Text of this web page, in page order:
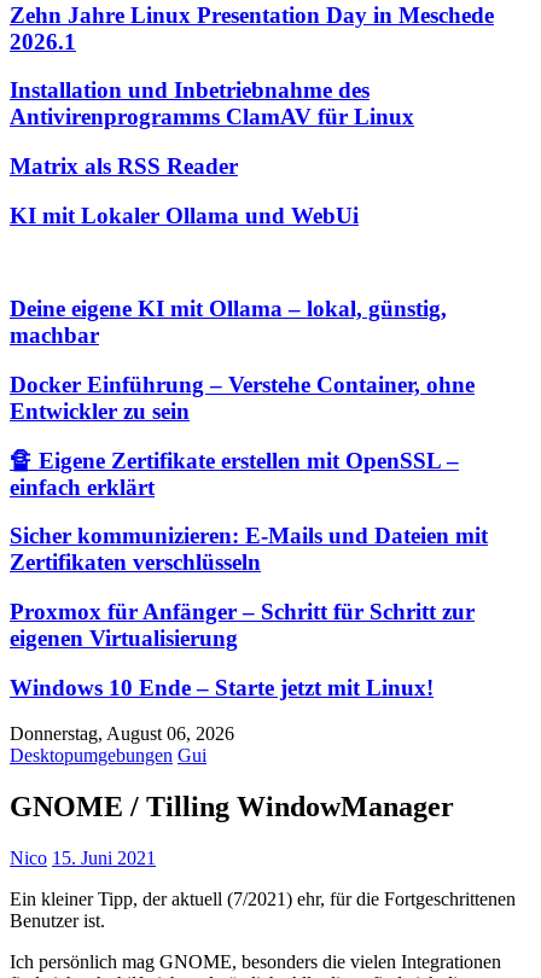
Zehn Jahre Linux Presentation Day in Meschede
2026.1
Installation und Inbetriebnahme des
Antivirenprogramms ClamAV für Linux
Matrix als RSS Reader
KI mit Lokaler Ollama und WebUi
Deine eigene KI mit Ollama – lokal, günstig,
machbar
Docker Einführung – Verstehe Container, ohne
Entwickler zu sein
🔏 Eigene Zertifikate erstellen mit OpenSSL –
einfach erklärt
Sicher kommunizieren: E-Mails und Dateien mit
Zertifikaten verschlüsseln
Proxmox für Anfänger – Schritt für Schritt zur
eigenen Virtualisierung
Windows 10 Ende – Starte jetzt mit Linux!
Donnerstag, August 06, 2026
Desktopumgebungen Gui
GNOME / Tilling WindowManager
Nico 15. Juni 2021
Ein kleiner Tipp, der aktuell (7/2021) ehr, für die Fortgeschrittenen
Benutzer ist.
Ich persönlich mag GNOME, besonders die vielen Integrationen